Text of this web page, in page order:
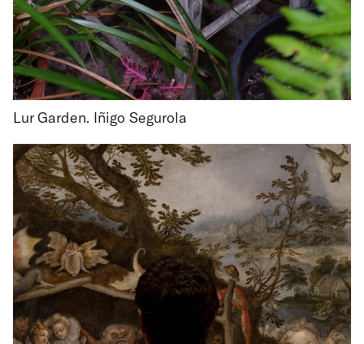
Lur Garden. Iñigo Segurola